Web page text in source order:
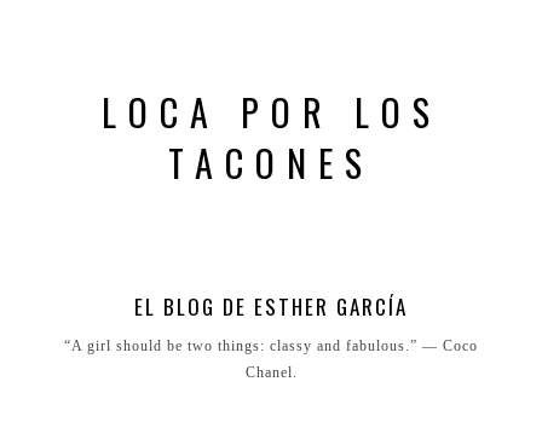
LOCA POR LOS
TACONES
EL BLOG DE ESTHER GARCÍA
“A girl should be two things: classy and fabulous.” ― Coco
Chanel.